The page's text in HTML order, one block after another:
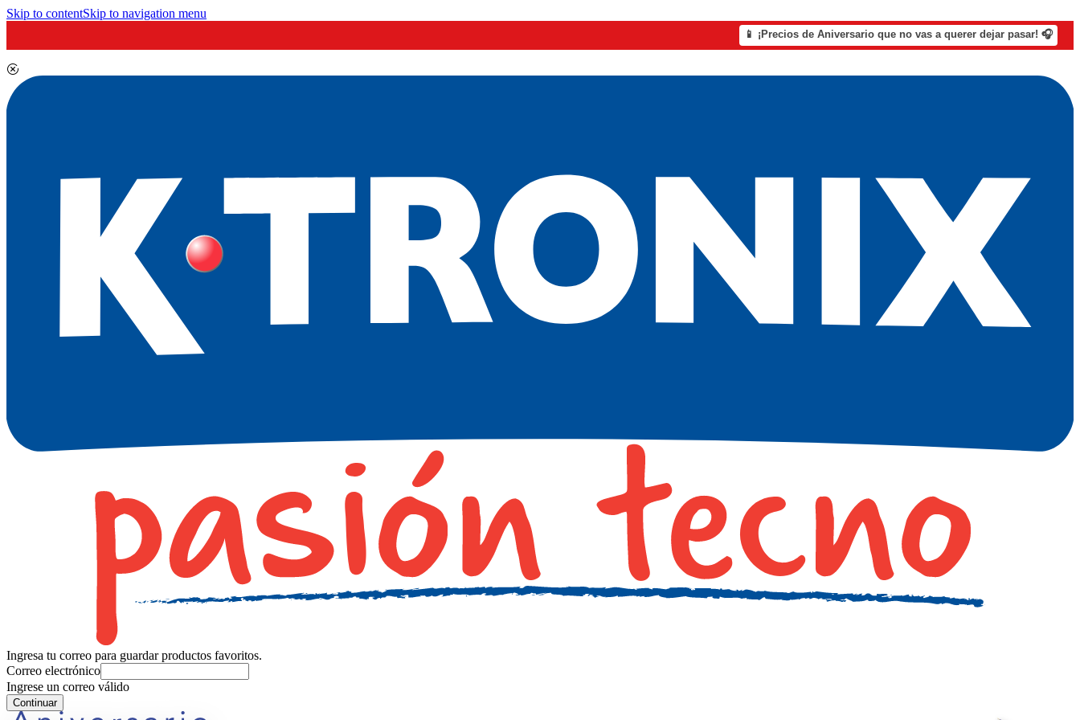
Skip to contentSkip to navigation menu
📱 ¡Precios de Aniversario que no vas a querer dejar pasar! 🎧
Ingresa tu correo para guardar productos favoritos.
Correo electrónico
Ingrese un correo válido
Continuar